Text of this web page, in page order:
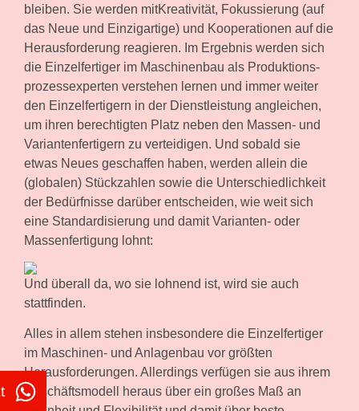
bleiben. Sie werden mitKreativität, Fokussierung (auf
das Neue und Einzigartige) und Kooperationen auf die
Herausforderung reagieren. Im Ergebnis werden sich
die Einzelfertiger im Maschinenbau als Produktions­
prozess­experten verstehen lernen und immer weiter
den Einzelfertigern in der Dienstleistung angleichen,
um ihren berechtigten Platz neben den Massen- und
Variantenfertigern zu verteidigen. Und sobald sie
etwas Neues geschaffen haben, werden allein die
(globalen) Stückzahlen sowie die Unterschiedlichkeit
der Bedürfnisse darüber entscheiden, wie weit sich
eine Standardisierung und damit Varianten- oder
Massenfertigung lohnt:
Und überall da, wo sie lohnend ist, wird sie auch
stattfinden.
Alles in allem stehen insbesondere die Einzelfertiger
im Maschinen- und Anlagenbau vor größten
Herausforderungen. Allerdings verfügen sie aus ihrem
Geschäftsmodell heraus über ein großes Maß an